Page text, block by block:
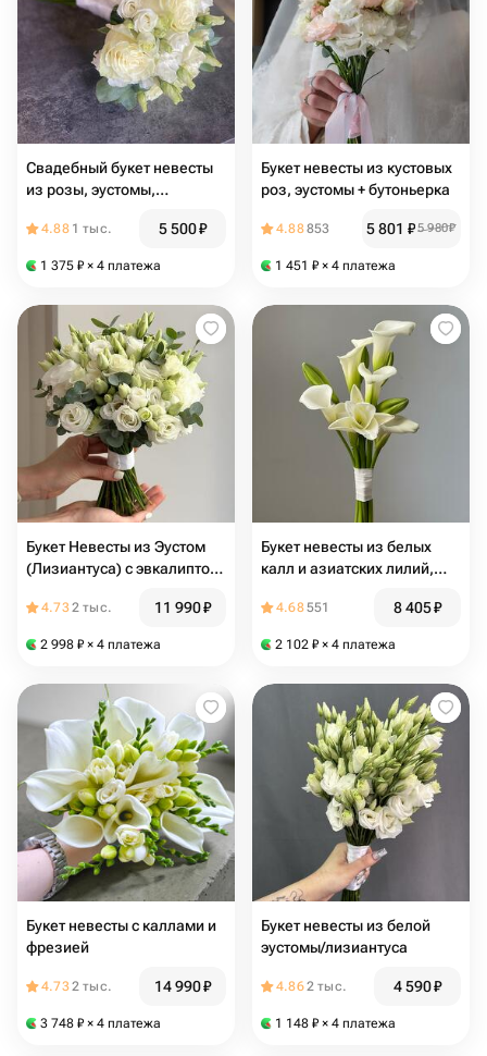
Свадебный букет невесты
из розы, эустомы,
4.88 1 тыс. 5 500₽
1 375 ₽ × 4 платежа
Букет невесты из кустовых
роз, эустомы + бутоньерка
4.88853 5 801 ₽5 980₽
1 451 ₽ × 4 платежа
Букет Невесты из Эустом
(Лизиантуса) с эвкалиптом,
4.732 тыс. 11 990₽
2 998 ₽ × 4 платежа
Букет невесты из белых
калл и азиатских лилий,
4.68551 8 405₽
2 102 ₽ × 4 платежа
Букет невесты с каллами и
фрезией
4.732 тыс. 14 990₽
3 748 ₽ × 4 платежа
Букет невесты из белой
эустомы/лизиантуса
4.862 тыс. 4 590₽
1 148 ₽ × 4 платежа